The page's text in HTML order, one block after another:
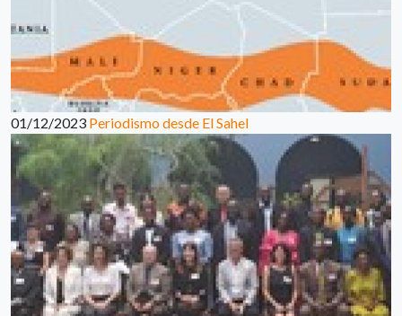
01/12/2023 Periodismo desde El Sahel